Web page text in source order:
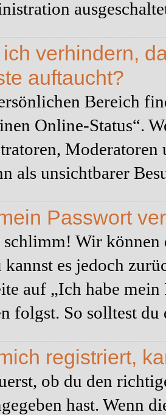
verhindern,
auftaucht?
Bereich
Online-Status“.
Moderatoren
als unsichtbarer
Passwort
Wir
es jedoch
auf „Ich habe
folgst. So solltest
registriert,
ob du den
hast. Wenn